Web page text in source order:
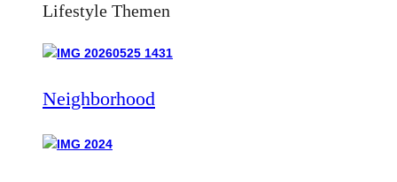
Lifestyle Themen
Neighborhood